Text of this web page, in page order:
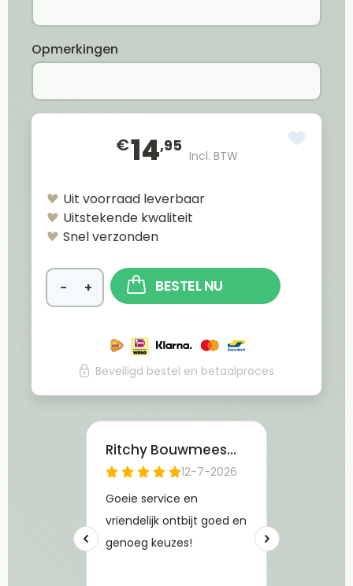
Opmerkingen
€14,95
Incl. BTW
Uit voorraad leverbaar
Uitstekende kwaliteit
Snel verzonden
− + BESTEL NU
Beveiligd bestel en betaalproces